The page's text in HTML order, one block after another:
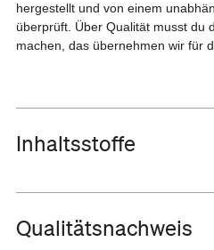
hergestellt und von einem
überprüft. Über Qualität musst du
machen, das übernehmen wir für
Inhaltsstoffe
Qualitätsnachweis